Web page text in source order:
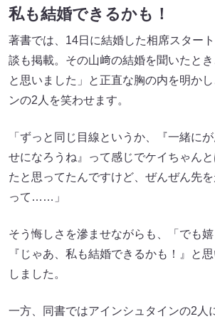
私も結婚できるかも！
著書では、14日に結婚した相席スター
談も掲載。その山﨑の結婚を聞いたとき
と思いました」と正直な胸の内を明か
ンの2人を笑わせます。
「ずっと同じ目線というか、『一緒に
せになろうね』って感じでケイちゃん
たと思ってたんですけど、ぜんぜん先
って……」
そう悔しさを滲ませながらも、「でも嬉
『じゃあ、私も結婚できるかも！』と
しました。
一方、同書ではアインシュタインの2人